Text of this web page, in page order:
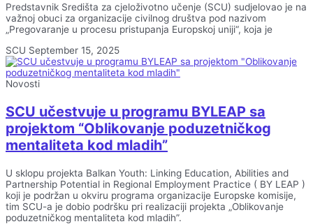
Predstavnik Središta za cjeloživotno učenje (SCU) sudjelovao je na
važnoj obuci za organizacije civilnog društva pod nazivom
„Pregovaranje u procesu pristupanja Europskoj uniji“, koja je
SCU September 15, 2025
Novosti
SCU učestvuje u programu BYLEAP sa
projektom “Oblikovanje poduzetničkog
mentaliteta kod mladih”
U sklopu projekta Balkan Youth: Linking Education, Abilities and
Partnership Potential in Regional Employment Practice ( BY LEAP )
koji je podržan u okviru programa organizacije Europske komisije,
tim SCU-a je dobio podršku pri realizaciji projekta „Oblikovanje
poduzetničkog mentaliteta kod mladih”.